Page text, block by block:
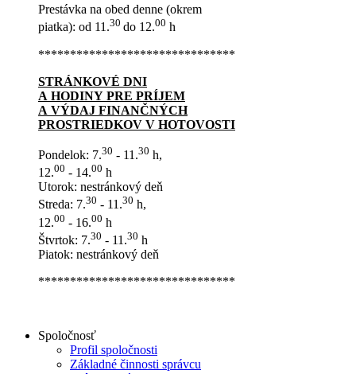
Prestávka na obed denne (okrem
piatka): od 11.30 do 12.00 h
*******************************
STRÁNKOVÉ DNI
A HODINY PRE PRÍJEM
A VÝDAJ FINANČNÝCH
PROSTRIEDKOV V HOTOVOSTI
Pondelok: 7.30 - 11.30 h,
12.00 - 14.00 h
Utorok: nestránkový deň
Streda: 7.30 - 11.30 h,
12.00 - 16.00 h
Štvrtok: 7.30 - 11.30 h
Piatok: nestránkový deň
*******************************
Spoločnosť
Profil spoločnosti
Základné činnosti správcu